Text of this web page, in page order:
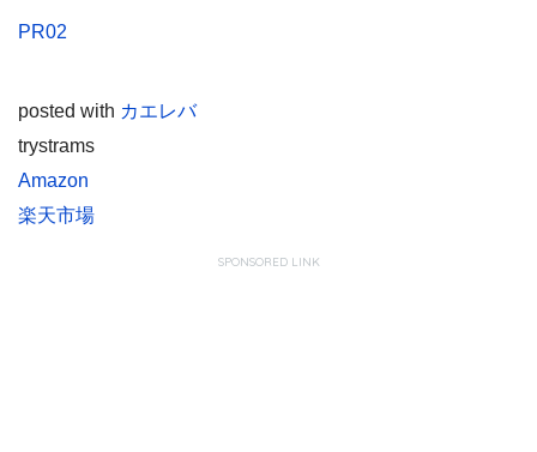
PR02
posted with カエレバ
trystrams
Amazon
楽天市場
SPONSORED LINK